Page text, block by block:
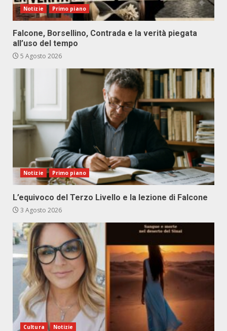
Notizie Primo piano
Falcone, Borsellino, Contrada e la verità piegata
all’uso del tempo
5 Agosto 2026
Notizie Primo piano
L’equivoco del Terzo Livello e la lezione di Falcone
3 Agosto 2026
Cultura Notizie